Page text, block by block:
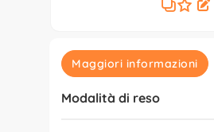
Maggiori informazioni
Modalità di reso